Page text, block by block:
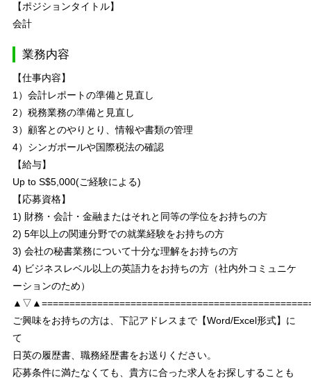
【ポジションタイトル】
会計
業務内容
【仕事内容】
1）会計レポートの準備と見直し
2）税務業務の準備と見直し
3）顧客とのやりとり、情報や書類の管理
4）シンガポールや国際税法の確認
【給与】
Up to S$5,000(ご経験による)
【応募資格】
1) 財務・会計・金融またはそれと同等の学位をお持ちの方
2) 5年以上の関連分野での就業経験をお持ちの方
3) 会社の秘書業務について十分な理解をお持ちの方
4) ビジネスレベル以上の英語力をお持ちの方（社内外コミュニケ
ーションのため）
ご興味をお持ちの方は、下記アドレスまで【Word/Excel形式】に
て
日英の履歴書、職務経歴書をお送りください。
応募条件に満たなくても、貴方に合った求人をお探しすることも